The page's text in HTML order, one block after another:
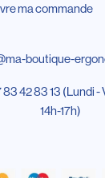
ma commande
boutique-
42 83 13 (Lundi -
14h-17h)